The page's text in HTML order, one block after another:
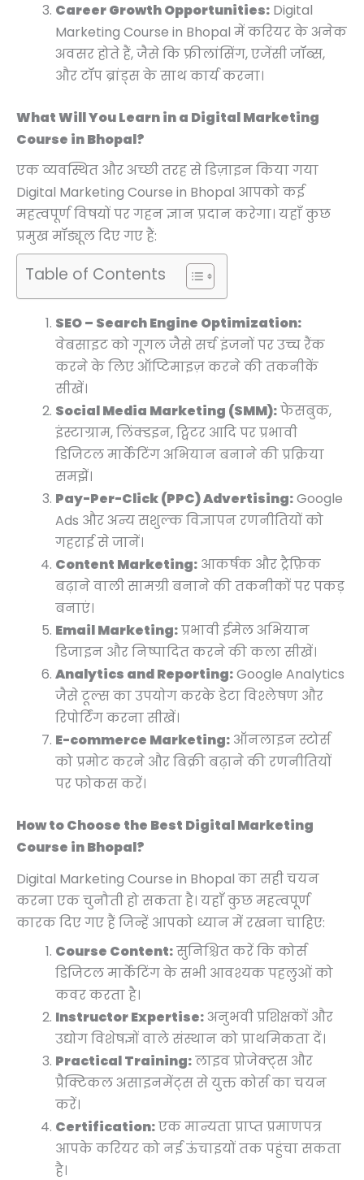
Career Growth Opportunities: Digital
Marketing Course in Bhopal में करियर के अनेक
अवसर होते हैं, जैसे कि फ्रीलांसिंग, एजेंसी जॉब्स,
और टॉप ब्रांड्स के साथ कार्य करना।
What Will You Learn in a Digital Marketing
Course in Bhopal?
एक व्यवस्थित और अच्छी तरह से डिज़ाइन किया गया
Digital Marketing Course in Bhopal आपको कई
महत्वपूर्ण विषयों पर गहन ज्ञान प्रदान करेगा। यहाँ कुछ
प्रमुख मॉड्यूल दिए गए हैं:
Table of Contents
SEO – Search Engine Optimization:
वेबसाइट को गूगल जैसे सर्च इंजनों पर उच्च रैंक
करने के लिए ऑप्टिमाइज़ करने की तकनीकें
सीखें।
Social Media Marketing (SMM):फेसबुक,
इंस्टाग्राम, लिंक्डइन, ट्विटर आदि पर प्रभावी
डिजिटल मार्केटिंग अभियान बनाने की प्रक्रिया
समझें।
Pay-Per-Click (PPC) Advertising:Google
Ads और अन्य सशुल्क विज्ञापन रणनीतियों को
गहराई से जानें।
Content Marketing: आकर्षक और ट्रैफ़िक
बढ़ाने वाली सामग्री बनाने की तकनीकों पर पकड़
बनाएं।
Email Marketing:प्रभावी ईमेल अभियान
डिजाइन और निष्पादित करने की कला सीखें।
Analytics and Reporting:Google Analytics
जैसे टूल्स का उपयोग करके डेटा विश्लेषण और
रिपोर्टिंग करना सीखें।
E-commerce Marketing: ऑनलाइन स्टोर्स
को प्रमोट करने और बिक्री बढ़ाने की रणनीतियों
पर फोकस करें।
How to Choose the Best Digital Marketing
Course in Bhopal?
Digital Marketing Course in Bhopal का सही चयन
करना एक चुनौती हो सकता है। यहाँ कुछ महत्वपूर्ण
कारक दिए गए हैं जिन्हें आपको ध्यान में रखना चाहिए:
Course Content:सुनिश्चित करें कि कोर्स
डिजिटल मार्केटिंग के सभी आवश्यक पहलुओं को
कवर करता है।
Instructor Expertise: अनुभवी प्रशिक्षकों और
उद्योग विशेषज्ञों वाले संस्थान को प्राथमिकता दें।
Practical Training:लाइव प्रोजेक्ट्स और
प्रैक्टिकल असाइनमेंट्स से युक्त कोर्स का चयन
करें।
Certification:एक मान्यता प्राप्त प्रमाणपत्र
आपके करियर को नई ऊंचाइयों तक पहुंचा सकता
है।